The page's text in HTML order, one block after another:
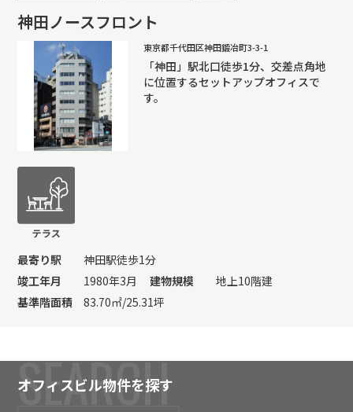
神田ノースフロント
東京都千代田区神田鍛冶町3-3-1
「神田」駅北口徒歩1分、交差点角地
に位置するセットアップオフィスで
す。
最寄り駅
神田駅徒歩1分
竣工年月
1980年3月 建物規模
地上10階建
基準階面積
83.70㎡/25.31坪
オフィスビル物件を探す
SEARCH